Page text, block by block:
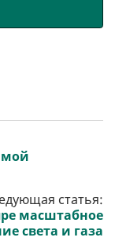
статья:
масштабное
света и газа